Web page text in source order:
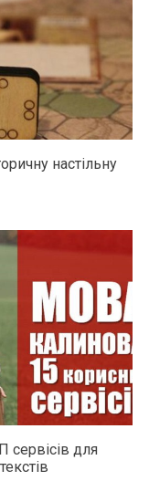
настільну
сервісів для